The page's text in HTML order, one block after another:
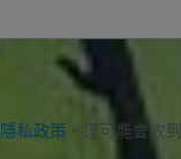
隱私政策 。您可能會收